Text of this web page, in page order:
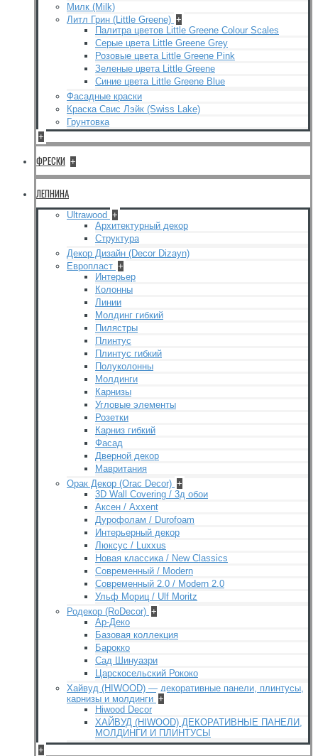
Милк (Milk)
Литл Грин (Little Greene) +
Палитра цветов Little Greene Colour Scales
Серые цвета Little Greene Grey
Розовые цвета Little Greene Pink
Зеленые цвета Little Greene
Синие цвета Little Greene Blue
Фасадные краски
Краска Свис Лэйк (Swiss Lake)
Грунтовка
+
ФРЕСКИ +
ЛЕПНИНА
Ultrawood +
Архитектурный декор
Структура
Декор Дизайн (Decor Dizayn)
Европласт +
Интерьер
Колонны
Линии
Молдинг гибкий
Пилястры
Плинтус
Плинтус гибкий
Полуколонны
Молдинги
Карнизы
Угловые элементы
Розетки
Карниз гибкий
Фасад
Дверной декор
Мавритания
Орак Декор (Orac Decor) +
3D Wall Covering / 3д обои
Аксен / Axxent
Дурофолам / Durofoam
Интерьерный декор
Люксус / Luxxus
Новая классика / New Classics
Современный / Modern
Современный 2.0 / Modern 2.0
Ульф Мориц / Ulf Moritz
Родекор (RoDecor) +
Ар-Деко
Базовая коллекция
Барокко
Сад Шинуазри
Царскосельский Рококо
Хайвуд (HIWOOD) — декоративные панели, плинтусы,
карнизы и молдинги +
Hiwood Decor
ХАЙВУД (HIWOOD) ДЕКОРАТИВНЫЕ ПАНЕЛИ,
МОЛДИНГИ И ПЛИНТУСЫ
+